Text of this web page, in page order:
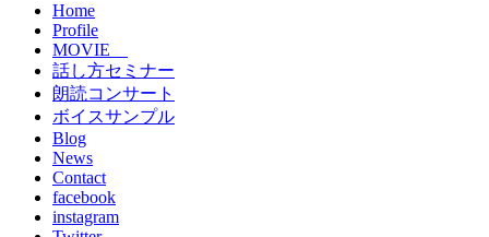
Home
Profile
MOVIE
話し方セミナー
朗読コンサート
ボイスサンプル
Blog
News
Contact
facebook
instagram